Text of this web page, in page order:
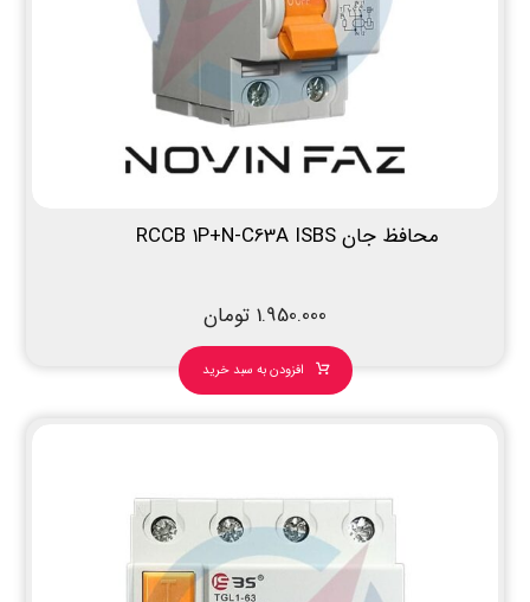
محافظ جان RCCB 1P+N-C63A ISBS
1.950.000 تومان
افزودن به سبد خرید